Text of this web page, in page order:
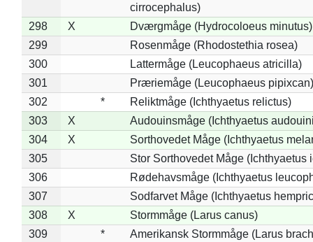
cirrocephalus)
298
X
Dværgmåge (Hydrocoloeus minutus)
299
Rosenmåge (Rhodostethia rosea)
300
Lattermåge (Leucophaeus atricilla)
301
Præriemåge (Leucophaeus pipixcan)
302
*
Reliktmåge (Ichthyaetus relictus)
303
X
Audouinsmåge (Ichthyaetus
304
X
Sorthovedet Måge (Ichthyaetus
305
Stor Sorthovedet Måge (Ichthyaetus
306
Rødehavsmåge (Ichthyaetus
307
Sodfarvet Måge (Ichthyaetus
308
X
Stormmåge (Larus canus)
309
*
Amerikansk Stormmåge (Larus